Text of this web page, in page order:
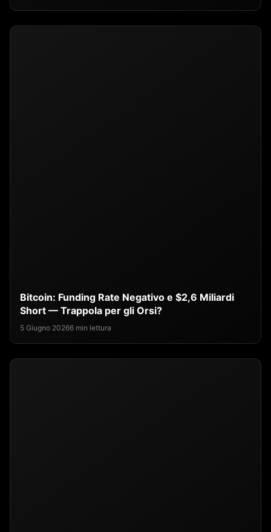
Bitcoin: Funding Rate Negativo e $2,6 Miliardi
Short — Trappola per gli Orsi?
5 Giugno 20266 min lettura